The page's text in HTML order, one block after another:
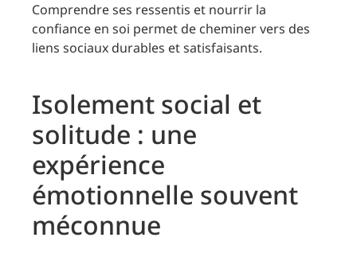
Comprendre ses ressentis et nourrir la
confiance en soi permet de cheminer vers des
liens sociaux durables et satisfaisants.
Isolement social et
solitude : une
expérience
émotionnelle souvent
méconnue